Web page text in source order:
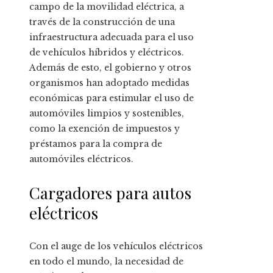
campo de la movilidad eléctrica, a
través de la construcción de una
infraestructura adecuada para el uso
de vehículos híbridos y eléctricos.
Además de esto, el gobierno y otros
organismos han adoptado medidas
económicas para estimular el uso de
automóviles limpios y sostenibles,
como la exención de impuestos y
préstamos para la compra de
automóviles eléctricos.
Cargadores para autos
eléctricos
Con el auge de los vehículos eléctricos
en todo el mundo, la necesidad de